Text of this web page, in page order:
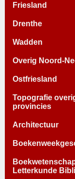
Friesland
Drenthe
Wadden
Overig Noord-
Ostfriesland
Topografie
provincies
Architectuur
Letterkunde